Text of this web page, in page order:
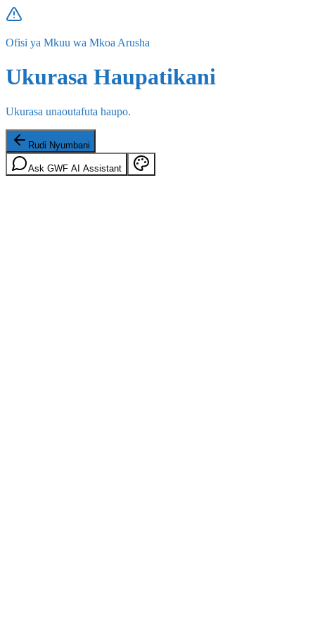
Ofisi ya Mkuu wa Mkoa Arusha
Ukurasa Haupatikani
Ukurasa unaoutafuta haupo.
Rudi Nyumbani
Ask GWF AI Assistant